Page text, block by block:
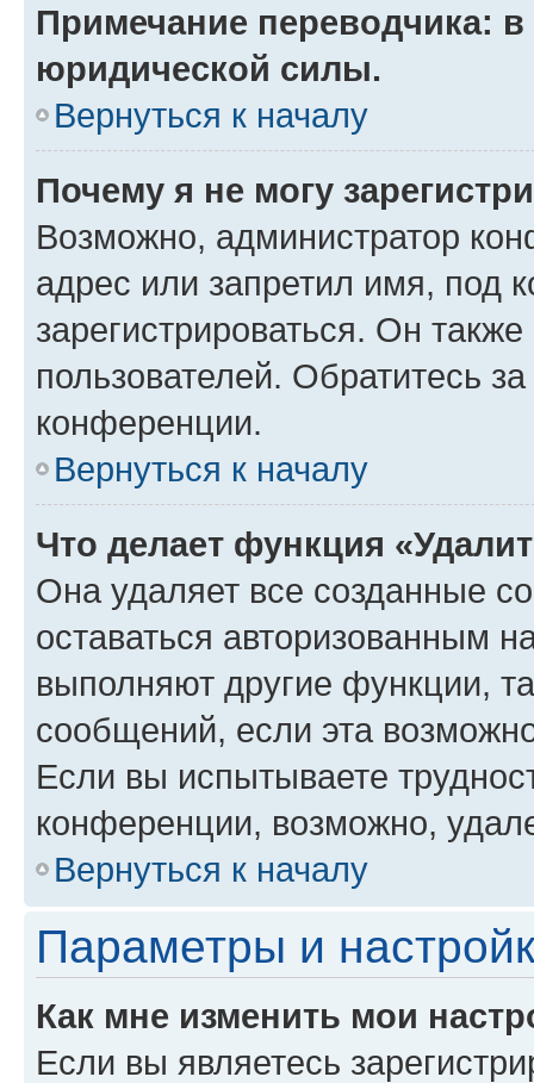
Примечание переводчика:
юридической силы.
Вернуться к началу
Почему я не могу
Возможно, администратор
адрес или запретил имя, под
зарегистрироваться. Он
пользователей. Обратитесь
конференции.
Вернуться к началу
Что делает функция
Она удаляет все созданные
оставаться авторизованным
выполняют другие функции,
сообщений, если эта
Если вы испытываете
конференции, возможно,
Вернуться к началу
Параметры и
Как мне изменить мои
Если вы являетесь